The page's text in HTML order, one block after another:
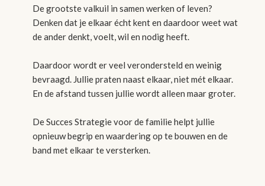
De grootste valkuil in samen werken of leven?
Denken dat je elkaar écht kent en daardoor weet wat
de ander denkt, voelt, wil en nodig heeft.
Daardoor wordt er veel verondersteld en weinig
bevraagd. Jullie praten naast elkaar, niet mét elkaar.
En de afstand tussen jullie wordt alleen maar groter.
De Succes Strategie voor de familie helpt jullie
opnieuw begrip en waardering op te bouwen en de
band met elkaar te versterken.